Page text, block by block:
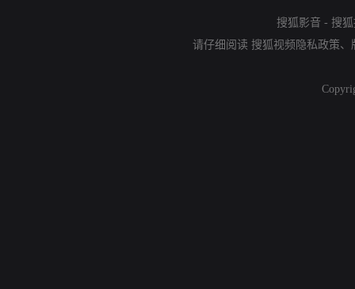
搜狐影音 - 搜
请仔细阅读 搜狐视频隐私政策、